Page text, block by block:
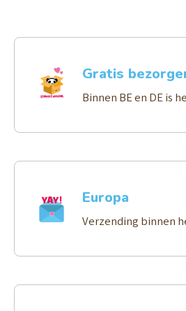
Gratis
Binnen BE en DE is
Europa
Verzending binnen